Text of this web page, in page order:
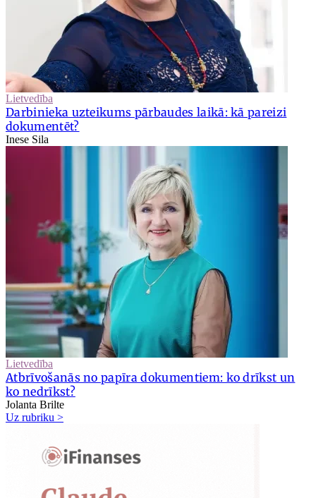
Lietvedība
Darbinieka uzteikums pārbaudes laikā: kā pareizi
dokumentēt?
Inese Sila
Lietvedība
Atbrīvošanās no papīra dokumentiem: ko drīkst un
ko nedrīkst?
Jolanta Brilte
Uz rubriku >